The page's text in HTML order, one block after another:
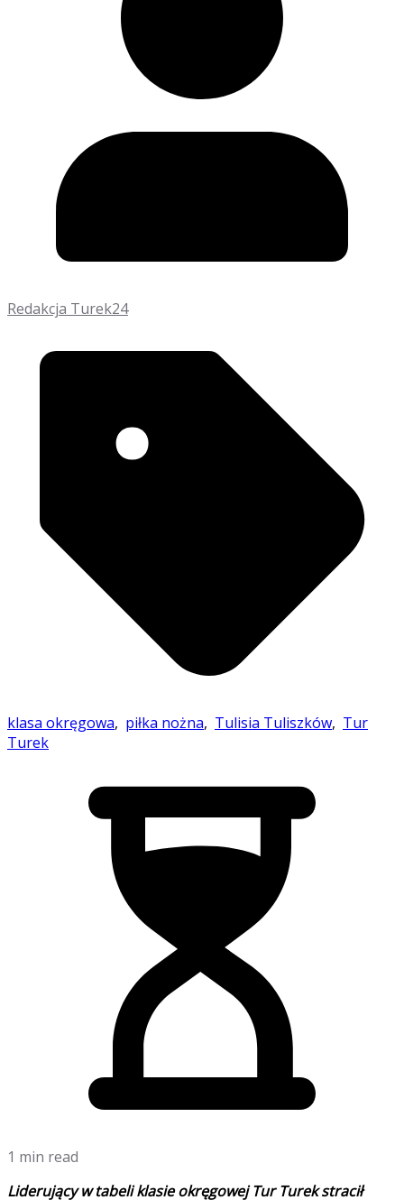
Redakcja Turek24
klasa okręgowa, piłka nożna, Tulisia Tuliszków, Tur
Turek
1 min read
Liderujący w tabeli klasie okręgowej Tur Turek stracił